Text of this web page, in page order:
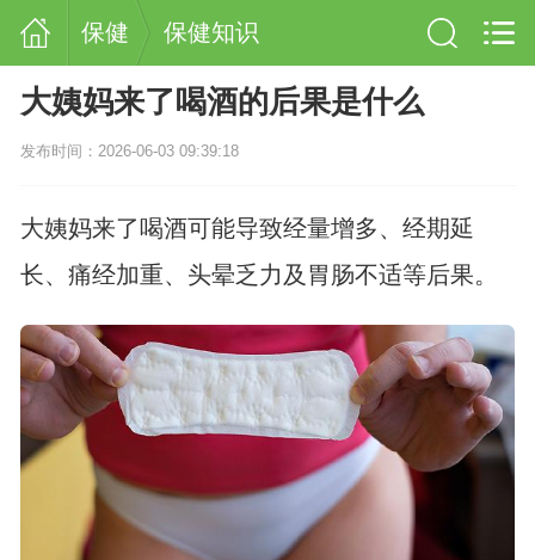
保健 保健知识
大姨妈来了喝酒的后果是什么
发布时间：2026-06-03 09:39:18
大姨妈来了喝酒可能导致经量增多、经期延
长、痛经加重、头晕乏力及胃肠不适等后果。